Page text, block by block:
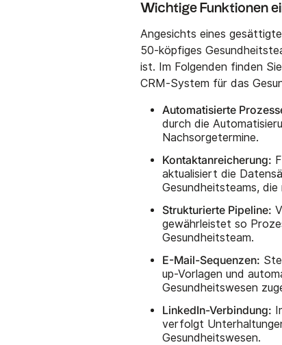
Wichtige Funktionen
Angesichts eines
50-köpfiges
ist. Im Folgenden finden
CRM-System für das
Automatisierte
durch die
Nachsorgetermine.
Kontaktanreicherung:
aktualisiert die
Gesundheitsteams,
Strukturierte Pipeline:
gewährleistet so
Gesundheitsteam.
E-Mail-Sequenzen:
up-Vorlagen und
Gesundheitswesen
LinkedIn-Verbindung:
verfolgt
Gesundheitswesen.